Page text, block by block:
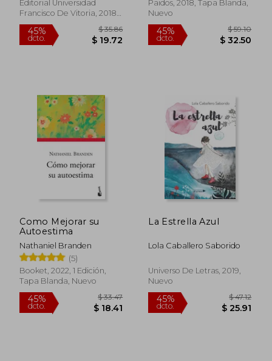
45%
dcto.
45%
dcto.
Editorial Universidad
Francisco De Vitoria, 2018,
Tapa Blanda, Nuevo
Paidos, 2018, Tapa Blanda,
Nuevo
Como Mejorar su
Autoestima
Nathaniel Branden
(5)
Booket, 2022, 1 Edición,
Tapa Blanda, Nuevo
La Estrella Azul
Lola Caballero Saborido
Universo De Letras, 2019,
Nuevo